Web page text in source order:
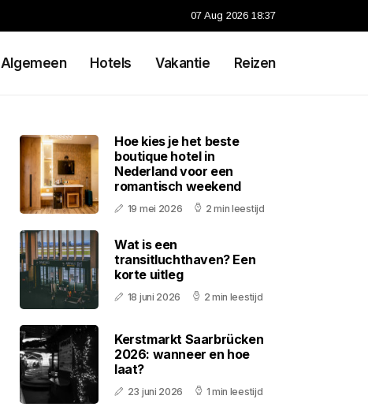
07 Aug 2026 18:37
Algemeen Hotels Vakantie Reizen
Hoe kies je het beste
boutique hotel in
Nederland voor een
romantisch weekend
19 mei 2026 2 min leestijd
Wat is een
transitluchthaven? Een
korte uitleg
18 juni 2026 2 min leestijd
Kerstmarkt Saarbrücken
2026: wanneer en hoe
laat?
23 juni 2026 1 min leestijd